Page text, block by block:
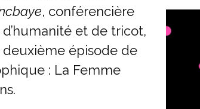
, conférencière
et de tricot,
épisode de
: La Femme